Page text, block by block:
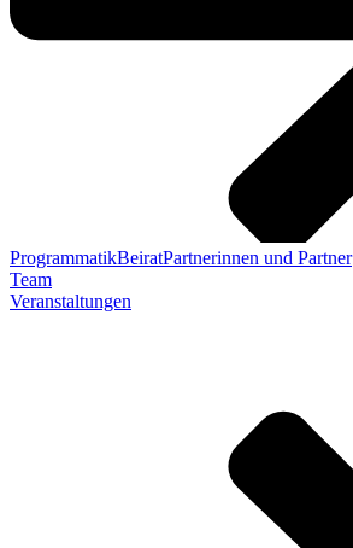
ProgrammatikBeiratPartnerinnen und Partner
Team
Veranstaltungen